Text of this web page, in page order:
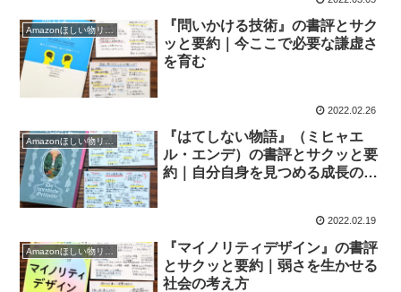
『問いかける技術』の書評とサク
ッと要約｜今ここで必要な謙虚さ
を育む
2022.02.26
『はてしない物語』（ミヒャエ
ル・エンデ）の書評とサクッと要
約｜自分自身を見つめる成長の物
2022.02.19
Amazonほしい物リスト2021
『マイノリティデザイン』の書評
とサクッと要約｜弱さを生かせる
社会の考え方